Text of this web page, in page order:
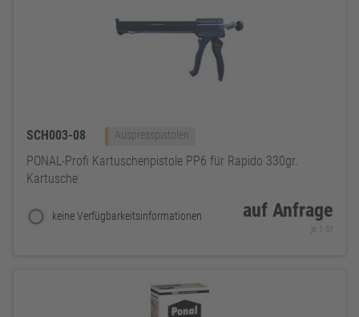
SCH003-08 Auspresspistolen
PONAL-Profi Kartuschenpistole PP6 für Rapido 330gr.
Kartusche
keine Verfügbarkeitsinformationen auf Anfrage
je 1 St